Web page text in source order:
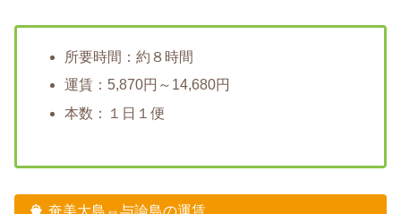
所要時間：約８時間
運賃：5,870円～14,680円
本数：１日１便